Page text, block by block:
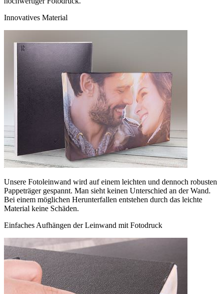
Innovatives Material
Unsere Fotoleinwand wird auf einem leichten und dennoch robusten
Pappeträger gespannt. Man sieht keinen Unterschied an der Wand.
Bei einem möglichen Herunterfallen entstehen durch das leichte
Material keine Schäden.
Einfaches Aufhängen der Leinwand mit Fotodruck